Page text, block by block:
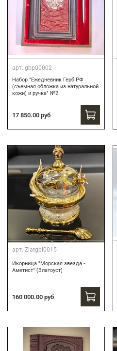
арт. gbp00002
Набор "Ежедневник Герб РФ
(съемная обложка из натуральной
кожи) и ручка" №2
17 850.00 руб
арт. Zlatgbi0015
Икорница "Морская звезда -
Аметист" (Златоуст)
160 000.00 руб